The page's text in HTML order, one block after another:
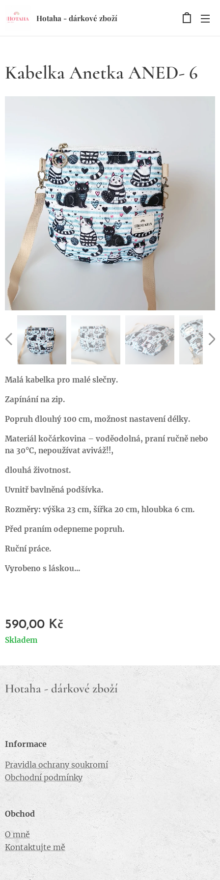
Hotaha - dárkové zboží
Kabelka Anetka ANED- 6
Malá kabelka pro malé slečny.
Zapínání na zip.
Popruh dlouhý 100 cm, možnost nastavení délky.
Materiál kočárkovina – voděodolná, praní ručně nebo
na 30°C, nepoužívat aviváž!!,
dlouhá životnost.
Uvnitř bavlněná podšívka.
Rozměry: výška 23 cm, šířka 20 cm, hloubka 6 cm.
Před praním odepneme popruh.
Ruční práce.
Vyrobeno s láskou...
590,00 Kč
Skladem
Hotaha - dárkové zboží
Informace
Pravidla ochrany soukromí
Obchodní podmínky
Obchod
O mně
Kontaktujte mě